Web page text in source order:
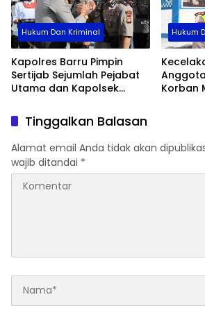
Hukum Dan Kriminal
Kapolres Barru Pimpin
Sertijab Sejumlah Pejabat
Utama dan Kapolsek
Organisasi
Hukum
Korban
Tinggalkan Balasan
Alamat email Anda tidak akan
wajib ditandai *